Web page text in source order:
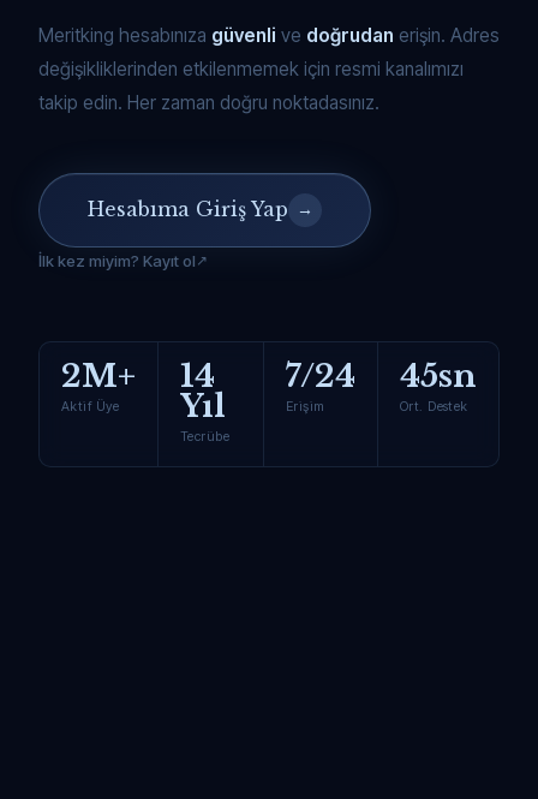
Meritking hesabınıza güvenli ve doğrudan erişin. Adres
değişikliklerinden etkilenmemek için resmi kanalımızı
takip edin. Her zaman doğru noktadasınız.
Hesabıma Giriş Yap →
İlk kez miyim? Kayıt ol
2M+
Aktif Üye
14
Yıl
Tecrübe
7/24
Erişim
45sn
Ort. Destek